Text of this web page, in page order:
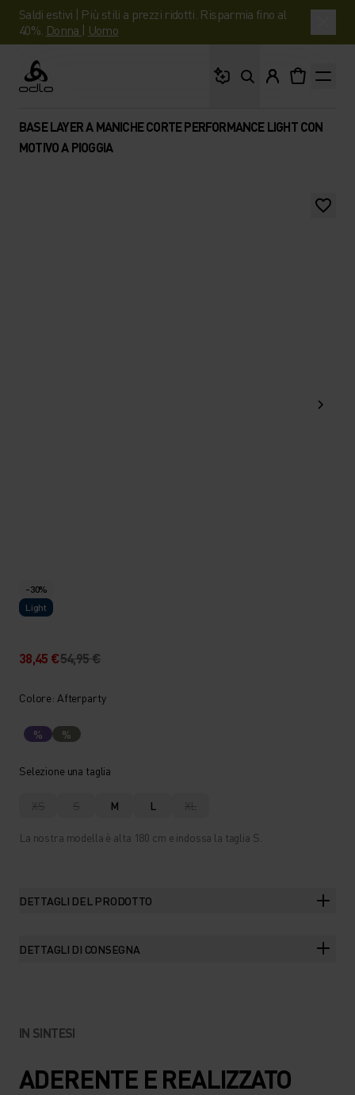
Saldi estivi | Più stili a prezzi ridotti. Risparmia fino al
40%. Donna | Uomo
Odlo
BASE LAYER A MANICHE CORTE PERFORMANCE LIGHT CON
MOTIVO A PIOGGIA
-30%
Light
38,45 €54,95 €
Colore: Afterparty
% %
Selezione una taglia
XS S M L XL
La nostra modella è alta 180 cm e indossa la taglia S.
DETTAGLI DEL PRODOTTO
DETTAGLI DI CONSEGNA
IN SINTESI
ADERENTE E REALIZZATO